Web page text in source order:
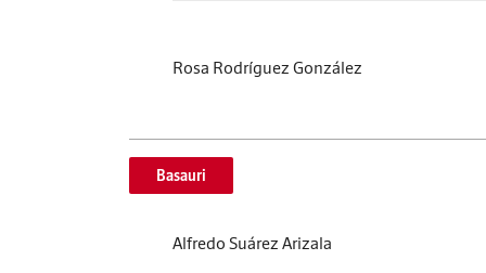
Rosa Rodríguez González
Basauri
Alfredo Suárez Arizala